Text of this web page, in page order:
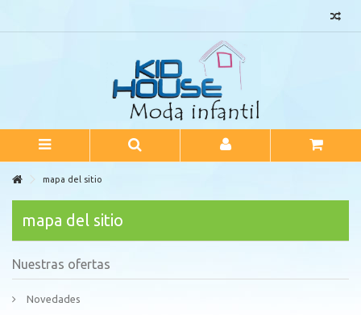
mapa del sitio
mapa del sitio
Nuestras ofertas
Novedades